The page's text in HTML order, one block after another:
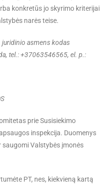
konkretūs jo skyrimo kriterijai
narės teise.
juridinio asmens kodas
tel.:+37063546565, el. p.:
prie Susisiekimo
inspekcija. Duomenys
Valstybės įmonės
PT, nes, kiekvieną kartą